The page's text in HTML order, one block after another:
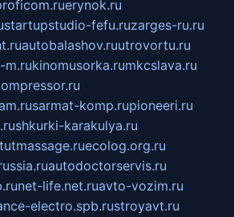
erynok.ru
startupstudio-fefu.ruzarges-ru.ru
autobalashov.ruutrovortu.ru
m.rukinomusorka.rumkcslava.ru
sarmat-komp.rupioneeri.ru
shkurki-karakulya.ru
tutmassage.ruecolog.org.ru
autodoctorservis.ru
net-life.net.ruavto-vozim.ru
electro.spb.rustroyavt.ru